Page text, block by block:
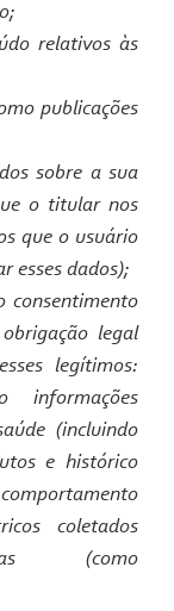
relativos às
publicações
sobre a sua
o titular nos
que o usuário
esses dados);
consentimento
legal
legítimos:
informações
(incluindo
e histórico
coletados
(como